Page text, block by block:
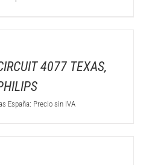
4077 TEXAS,
España: Precio sin IVA